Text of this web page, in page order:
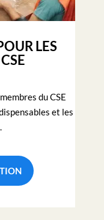
LES
du CSE
et les